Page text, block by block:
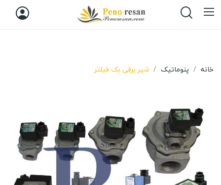
خانه پنوماتیک شیر برقی بک فیلتر